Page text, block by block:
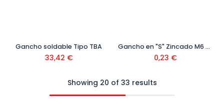
Gancho soldable Tipo TBA
33,42 €
Gancho en "S" Zincado M6 Ref. 18002107
0,23 €
Showing 20 of 33 results